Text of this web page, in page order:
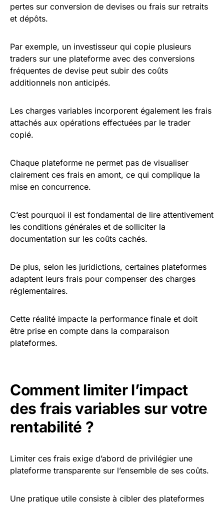
pertes sur conversion de devises ou frais sur retraits
et dépôts.
Par exemple, un investisseur qui copie plusieurs
traders sur une plateforme avec des conversions
fréquentes de devise peut subir des coûts
additionnels non anticipés.
Les charges variables incorporent également les frais
attachés aux opérations effectuées par le trader
copié.
Chaque plateforme ne permet pas de visualiser
clairement ces frais en amont, ce qui complique la
mise en concurrence.
C’est pourquoi il est fondamental de lire attentivement
les conditions générales et de solliciter la
documentation sur les coûts cachés.
De plus, selon les juridictions, certaines plateformes
adaptent leurs frais pour compenser des charges
réglementaires.
Cette réalité impacte la performance finale et doit
être prise en compte dans la comparaison
plateformes.
Comment limiter l’impact
des frais variables sur votre
rentabilité ?
Limiter ces frais exige d’abord de privilégier une
plateforme transparente sur l’ensemble de ses coûts.
Une pratique utile consiste à cibler des plateformes